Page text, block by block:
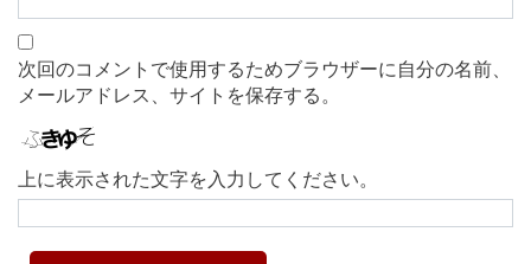
次回のコメントで使用するためブラウザーに自分の名前、
メールアドレス、サイトを保存する。
上に表示された文字を入力してください。